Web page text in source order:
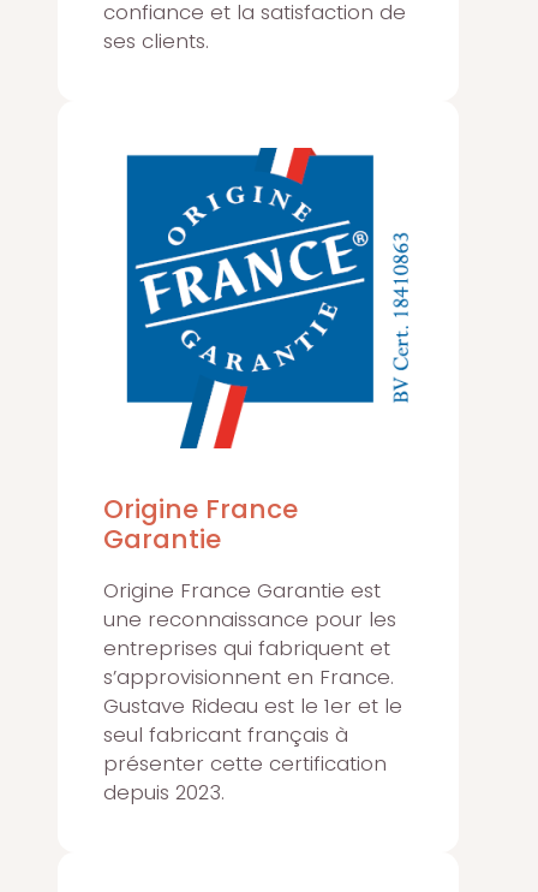
confiance et la satisfaction de
ses clients.
Origine France
Garantie
Origine France Garantie est
une reconnaissance pour les
entreprises qui fabriquent et
s’approvisionnent en France.
Gustave Rideau est le 1er et le
seul fabricant français à
présenter cette certification
depuis 2023.